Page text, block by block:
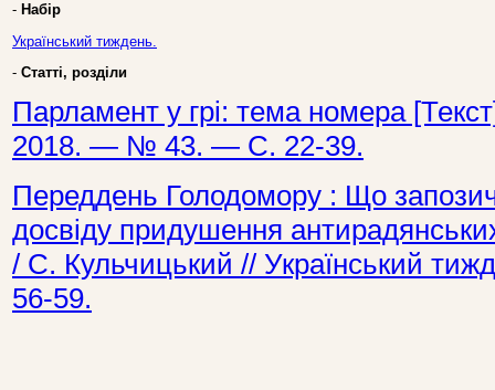
- Набір
Український тиждень.
- Статті, розділи
Парламент у грі: тема номера
2018. — № 43. — С. 22-39.
Переддень Голодомору : Що
досвіду придушення
/ С. Кульчицький // Український
56-59.